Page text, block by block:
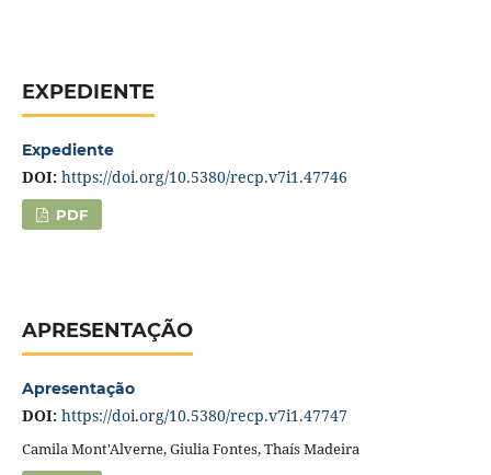
EXPEDIENTE
Expediente
DOI: https://doi.org/10.5380/recp.v7i1.47746
PDF
APRESENTAÇÃO
Apresentação
DOI: https://doi.org/10.5380/recp.v7i1.47747
Camila Mont'Alverne, Giulia Fontes, Thaís Madeira